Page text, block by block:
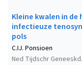
Kleine kwalen in
infectieuze
pols
Ned Tijdschr
C.IJ. Ponsioen